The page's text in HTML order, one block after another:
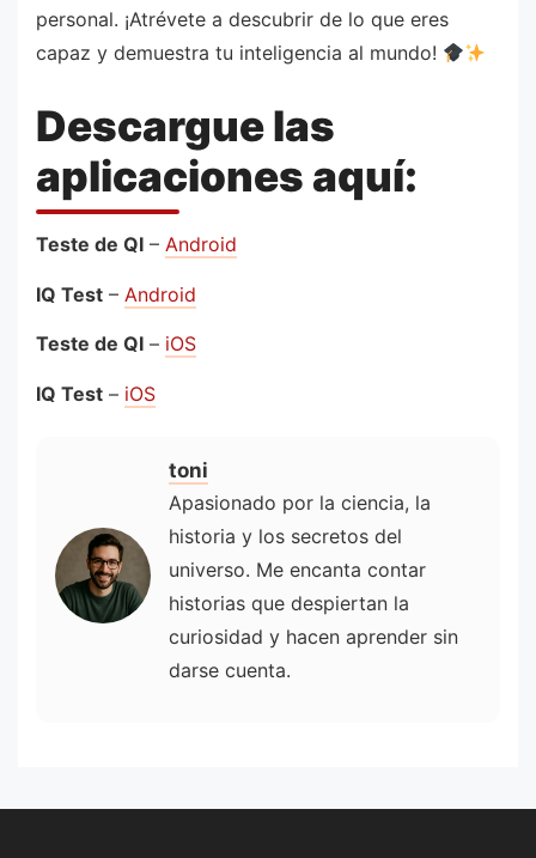
personal. ¡Atrévete a descubrir de lo que eres
capaz y demuestra tu inteligencia al mundo!
Descargue las
aplicaciones aquí:
Teste de QI – Android
IQ Test – Android
Teste de QI – iOS
IQ Test – iOS
toni
Apasionado por la ciencia, la
historia y los secretos del
universo. Me encanta contar
historias que despiertan la
curiosidad y hacen aprender sin
darse cuenta.